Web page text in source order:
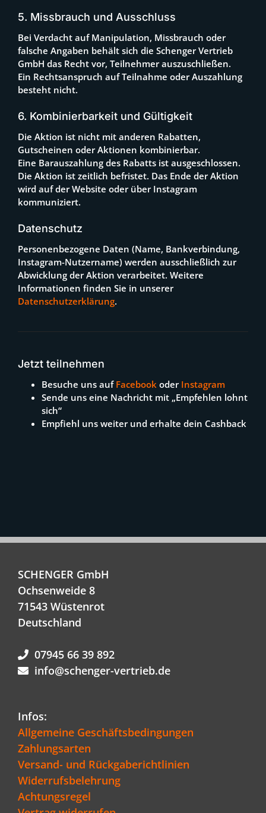
5. Missbrauch und Ausschluss
Bei Verdacht auf Manipulation, Missbrauch oder
falsche Angaben behält sich die Schenger Vertrieb
GmbH das Recht vor, Teilnehmer auszuschließen.
Ein Rechtsanspruch auf Teilnahme oder Auszahlung
besteht nicht.
6. Kombinierbarkeit und Gültigkeit
Die Aktion ist nicht mit anderen Rabatten,
Gutscheinen oder Aktionen kombinierbar.
Eine Barauszahlung des Rabatts ist ausgeschlossen.
Die Aktion ist zeitlich befristet. Das Ende der Aktion
wird auf der Website oder über Instagram
kommuniziert.
Datenschutz
Personenbezogene Daten (Name, Bankverbindung,
Instagram-Nutzername) werden ausschließlich zur
Abwicklung der Aktion verarbeitet. Weitere
Informationen finden Sie in unserer
Datenschutzerklärung.
Jetzt teilnehmen
Besuche uns auf Facebook oder Instagram
Sende uns eine Nachricht mit „Empfehlen lohnt
sich“
Empfiehl uns weiter und erhalte dein Cashback
SCHENGER GmbH
Ochsenweide 8
71543 Wüstenrot
Deutschland
07945 66 39 892
info@schenger-vertrieb.de
Infos:
Allgemeine Geschäftsbedingungen
Zahlungsarten
Versand- und Rückgaberichtlinien
Widerrufsbelehrung
Achtungsregel